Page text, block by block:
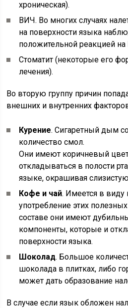
хроническая).
ВИЧ. Во многих случаях
на поверхности языка
положительной реакцией
Стоматит (некоторые его
лечения).
Во вторую группу причин
внешних и внутренних
Курение. Сигаретный дым
количество смол.
Они имеют коричневый
откладываться в полости
языке, окрашивая
Кофе и чай. Имеется в виду
употребление этих
составе они имеют
компоненты, которые и
поверхности языка.
Шоколад. Большое
шоколада в плитках, либо
может дать образование
В случае если язык обложен